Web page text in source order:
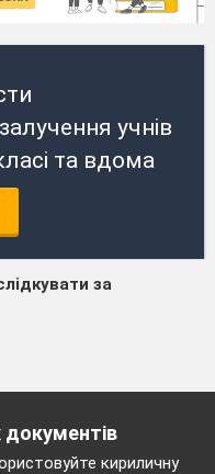
учнів
та вдома
за
документів
кириличну